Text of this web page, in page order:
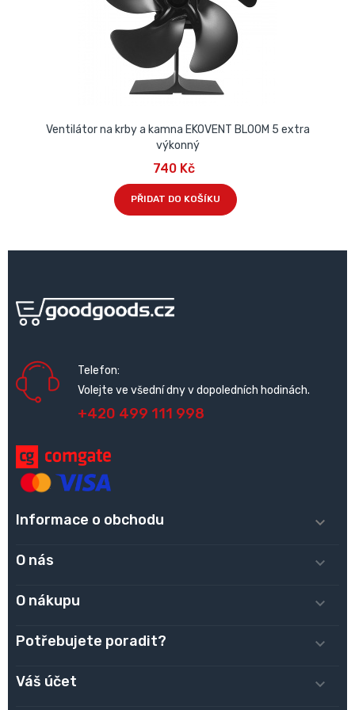
Ventilátor na krby a kamna EKOVENT BLOOM 5 extra
výkonný
740 Kč
PŘIDAT DO KOŠÍKU
Telefon:
Volejte ve všední dny v dopoledních hodinách.
+420 499 111 998
Informace o obchodu 
O nás 
O nákupu 
Potřebujete poradit? 
Váš účet 